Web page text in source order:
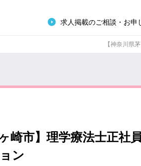
求人掲載のご相談・お申
【神奈川県
崎市】理学療法士正社
ン